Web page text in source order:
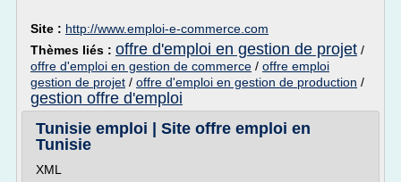
Site : http://www.emploi-e-commerce.com
Thèmes liés : offre d'emploi en gestion de projet /
offre d'emploi en gestion de commerce / offre emploi
gestion de projet / offre d'emploi en gestion de production /
gestion offre d'emploi
Tunisie emploi | Site offre emploi en
Tunisie
XML